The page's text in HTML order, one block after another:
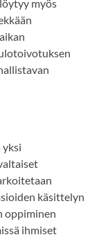
myös
yksi
käsittelyn
oppiminen
ihmiset